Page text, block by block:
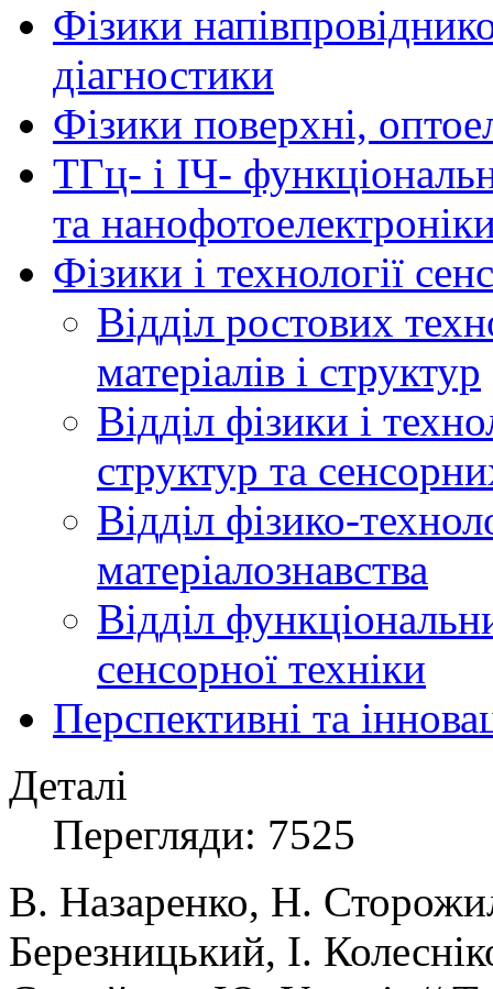
Фізики
діагностики
Фізики поверхні,
ТГц- і ІЧ-
та
Фізики і технології
Відділ ростових
матеріалів і структур
Відділ фізики і
структур та
Відділ фізико-
матеріалознавства
Відділ
сенсорної техніки
Перспективні та
Деталі
Перегляди: 7525
В. Назаренко, Н.
Березницький, І.